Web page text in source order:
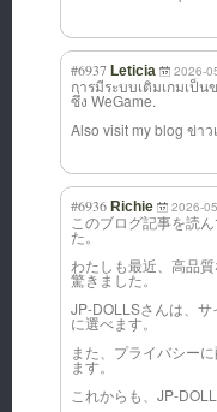
#6937 Leticia 2026-
การมีระบบเติมเกมเป็น
ซึ่ง WeGame.
Also visit my blog ข่าว
#6936 Richie 2026-
このブログ記事を読
た。
わたしも最近、高品
驚きました。
JP-DOLLSさんは、
に選べます。
また、プライバシー
ます。
これからも、JP-